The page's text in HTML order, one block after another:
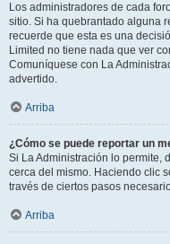
Los administradores de cada
sitio. Si ha quebrantado alguna
recuerde que esta es una
Limited no tiene nada que ver
Comuníquese con La
advertido.
Arriba
¿Cómo se puede reportar un
Si La Administración lo permite,
cerca del mismo. Haciendo clic
través de ciertos pasos
Arriba